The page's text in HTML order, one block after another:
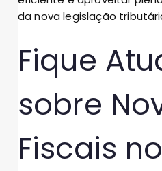
da nova legislação
Fique
sobre
Fiscais